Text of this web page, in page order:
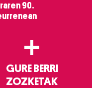
hirugarrenen cookie-
teknologiaz
teknologia hori
diguzu.Gehiago
90.
+
GURE BERRI
ZOZKETAK